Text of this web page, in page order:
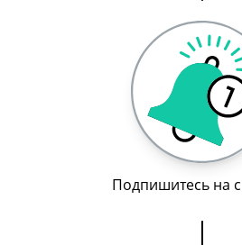
Подпишитесь на